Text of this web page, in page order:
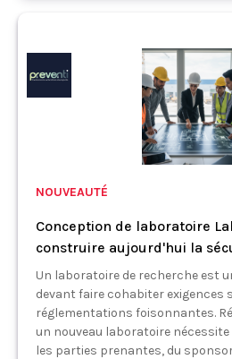
NOUVEAUTÉ
Conception de laboratoire
construire aujourd'hui la
Un laboratoire de recherche est
devant faire cohabiter exigences
réglementations foisonnantes.
un nouveau laboratoire
les parties prenantes, du